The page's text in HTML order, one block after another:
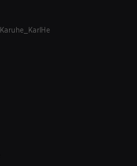
Karuhe_KarlHe